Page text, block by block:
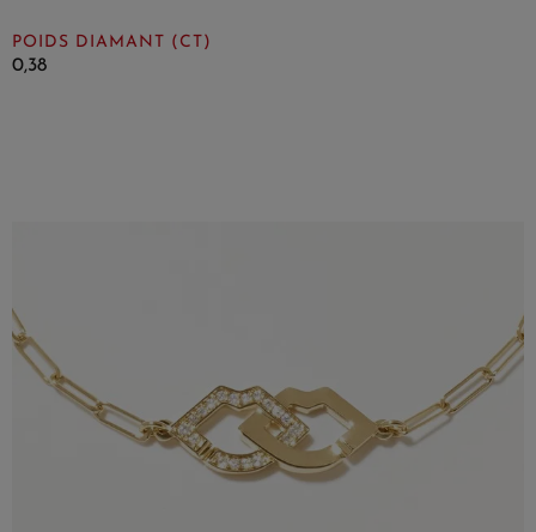
POIDS DIAMANT (CT)
0,38